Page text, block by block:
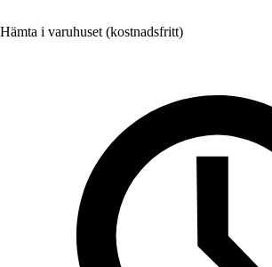
Hämta i varuhuset (kostnadsfritt)